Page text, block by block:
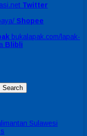
Twitter
Shopee
bukalapak.com/lapak-
Blibli
Sulawesi